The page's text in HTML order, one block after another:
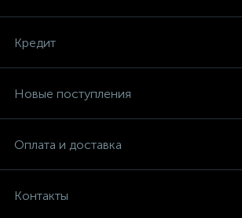
Кредит
Новые поступления
Оплата и доставка
Контакты